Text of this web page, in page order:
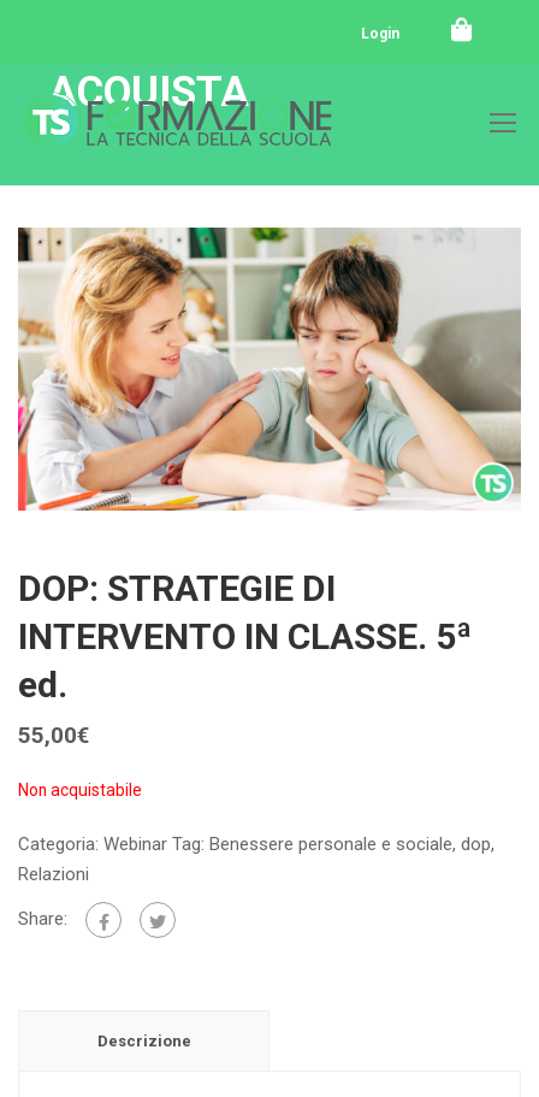
Login
ACQUISTA
DOP: STRATEGIE DI
INTERVENTO IN CLASSE. 5ª
ed.
55,00€
Non acquistabile
Categoria: Webinar Tag: Benessere personale e sociale, dop,
Relazioni
Share:
Descrizione